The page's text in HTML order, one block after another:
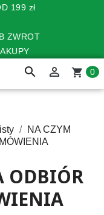
199 zł
ZWROT
search  shopping_cart 0
NA CZYM
ODBIÓR